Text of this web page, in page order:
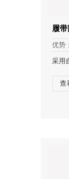
履
优势：
采用
查